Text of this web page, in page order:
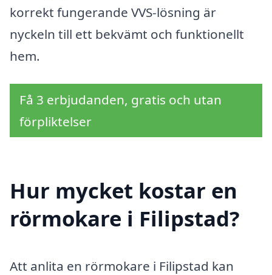
korrekt fungerande VVS-lösning är
nyckeln till ett bekvämt och funktionellt
hem.
Få 3 erbjudanden, gratis och utan
förpliktelser
Hur mycket kostar en
rörmokare i Filipstad?
Att anlita en rörmokare i Filipstad kan